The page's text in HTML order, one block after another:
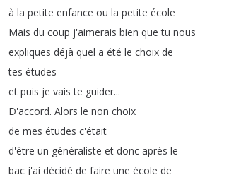
à la petite enfance ou la petite école
Mais du coup j'aimerais bien que tu nous
expliques déjà quel a été le choix de
tes études
et puis je vais te guider...
D'accord. Alors le non choix
de mes études c'était
d'être un généraliste et donc après le
bac j'ai décidé de faire une école de